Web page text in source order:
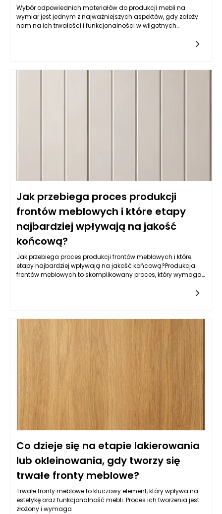
Wybór odpowiednich materiałów do produkcji mebli na
wymiar jest jednym z najważniejszych aspektów, gdy zależy
nam na ich trwałości i funkcjonalności w wilgotnych
sklejka wodoodporna. Istotne jest, aby materiał miał
Jak przebiega proces produkcji
frontów meblowych i które etapy
najbardziej wpływają na jakość
końcową?
Jak przebiega proces produkcji frontów meblowych i które
etapy najbardziej wpływają na jakość końcową?Produkcja
frontów meblowych to skomplikowany proces, który wymaga
Co dzieje się na etapie lakierowania
lub okleinowania, gdy tworzy się
trwałe fronty meblowe?
Trwałe fronty meblowe to kluczowy element, który wpływa na
estetykę oraz funkcjonalność mebli. Proces ich tworzenia jest
złożony i wymaga